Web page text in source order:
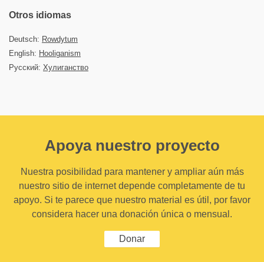
Otros idiomas
Deutsch: Rowdytum
English: Hooliganism
Русский: Хулиганство
Apoya nuestro proyecto
Nuestra posibilidad para mantener y ampliar aún más
nuestro sitio de internet depende completamente de tu
apoyo. Si te parece que nuestro material es útil, por favor
considera hacer una donación única o mensual.
Donar